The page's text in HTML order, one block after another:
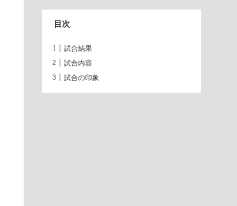
目次
試合結果
試合内容
試合の印象